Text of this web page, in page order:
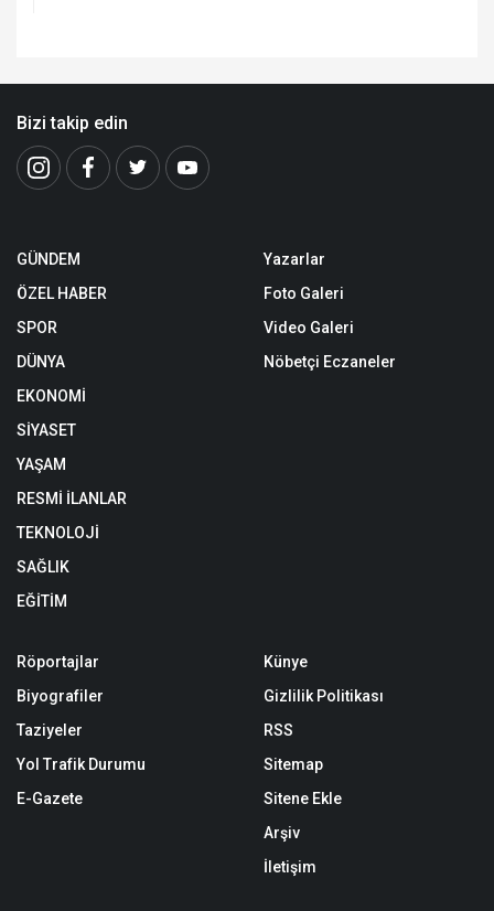
Bizi takip edin
GÜNDEM
ÖZEL HABER
SPOR
DÜNYA
EKONOMİ
SİYASET
YAŞAM
RESMİ İLANLAR
TEKNOLOJİ
SAĞLIK
EĞİTİM
Yazarlar
Foto Galeri
Video Galeri
Nöbetçi Eczaneler
Röportajlar
Biyografiler
Taziyeler
Yol Trafik Durumu
E-Gazete
Künye
Gizlilik Politikası
RSS
Sitemap
Sitene Ekle
Arşiv
İletişim